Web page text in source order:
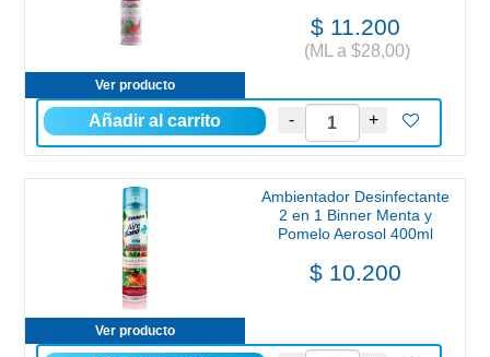
Ver producto
$ 11.200
(ML a $28,00)
Ver producto
Ambientador Desinfectante
2 en 1 Binner Menta y
Pomelo Aerosol 400ml
$ 10.200